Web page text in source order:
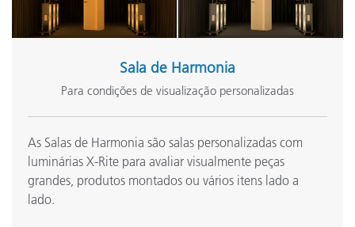
Sala de Harmonia
Para condições de visualização personalizadas
As Salas de Harmonia são salas personalizadas com
luminárias X-Rite para avaliar visualmente peças
grandes, produtos montados ou vários itens lado a
lado.